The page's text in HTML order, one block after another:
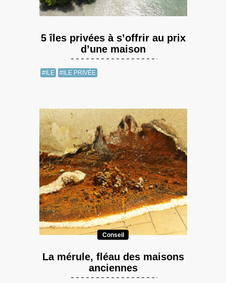
5 îles privées à s’offrir au prix
d’une maison
#ILE #ILE PRIVÉE
Conseil
La mérule, fléau des maisons
anciennes